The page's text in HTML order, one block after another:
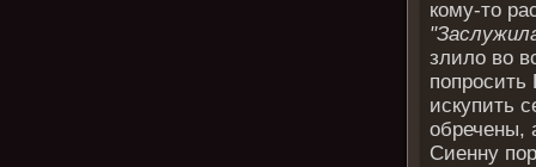
кому-то
злило во
искупить
обречены,
Сиенну